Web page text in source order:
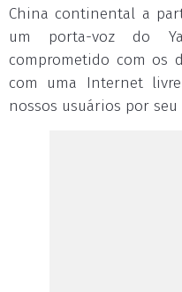
China continental a
um porta-voz do
comprometido com os
com uma Internet
nossos usuários por seu